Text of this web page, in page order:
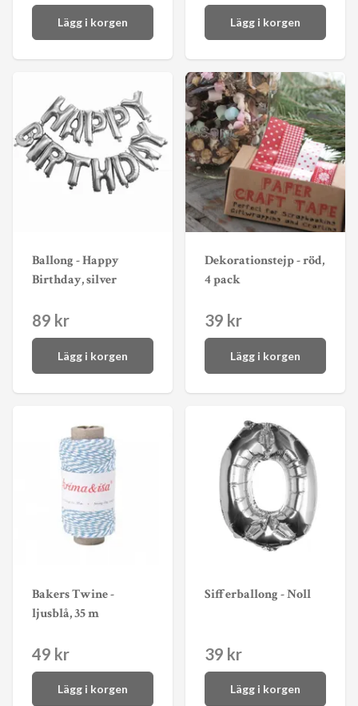
Lägg i korgen Lägg i korgen
Ballong - Happy
Birthday, silver
89 kr
Lägg i korgen
Dekorationstejp - röd,
4 pack
39 kr
Lägg i korgen
Bakers Twine -
ljusblå, 35 m
49 kr
Lägg i korgen
Sifferballong - Noll
39 kr
Lägg i korgen